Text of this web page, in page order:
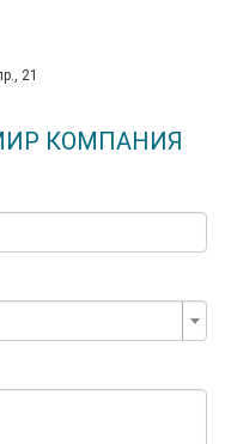
21
КОМПАНИЯ